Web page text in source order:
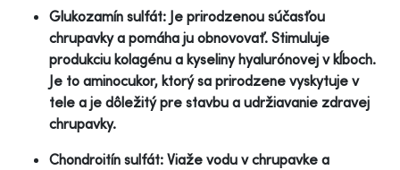
Glukozamín sulfát: Je prirodzenou súčasťou
chrupavky a pomáha ju obnovovať. Stimuluje
produkciu kolagénu a kyseliny hyalurónovej v kĺboch.
Je to aminocukor, ktorý sa prirodzene vyskytuje v
tele a je dôležitý pre stavbu a udržiavanie zdravej
chrupavky.
Chondroitín sulfát: Viaže vodu v chrupavke a